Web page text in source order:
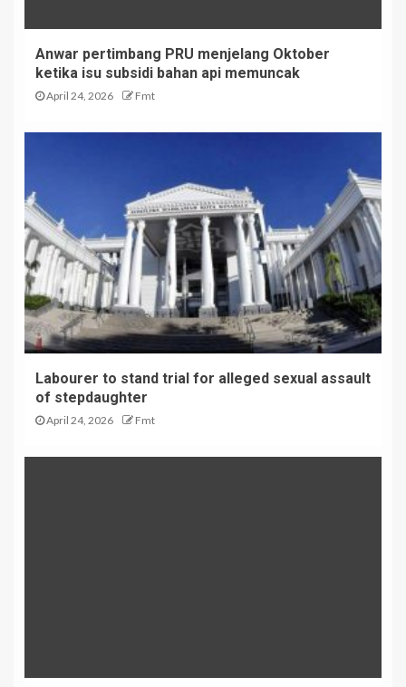
Anwar pertimbang PRU menjelang Oktober
ketika isu subsidi bahan api memuncak
April 24, 2026 Fmt
Labourer to stand trial for alleged sexual assault
of stepdaughter
April 24, 2026 Fmt